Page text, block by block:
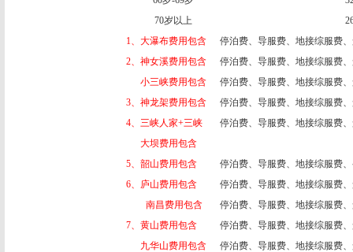
70岁以上
1、大瀑布费用包含
停泊费、导服费、地接综服费
2、神女溪费用包含
停泊费、导服费、地接综服费
小三峡费用包含
停泊费、导服费、地接综服费
3、神龙架费用包含
停泊费、导服费、地接综服费
4、三峡人家+三峡
大坝费用包含
停泊费、导服费、地接综服费
5、韶山费用包含
停泊费、导服费、地接综服费
6、庐山费用包含
停泊费、导服费、地接综服费
南昌费用包含
停泊费、导服费、地接综服费
7、黄山费用包含
停泊费、导服费、地接综服费
九华山费用包含
停泊费、导服费、地接综服费